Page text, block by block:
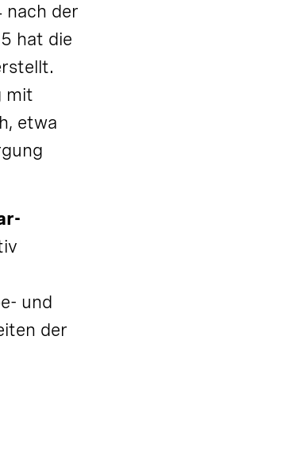
nach der
hat die
mit
etwa
und
der